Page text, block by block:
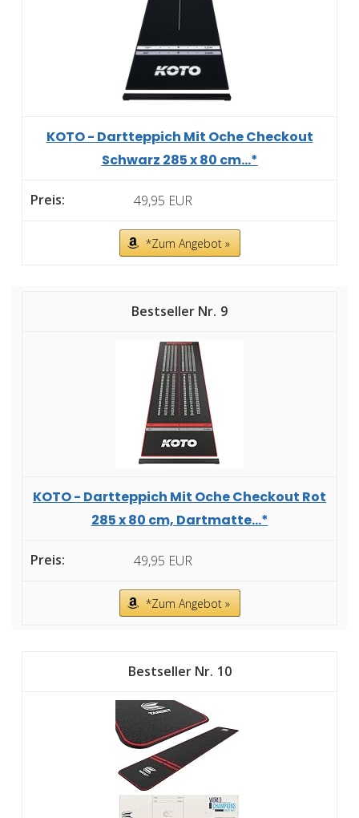
KOTO - Dartteppich Mit Oche Checkout
Schwarz 285 x 80 cm...*
49,95 EUR
*Zum Angebot »
9
KOTO - Dartteppich Mit Oche Checkout Rot
285 x 80 cm, Dartmatte...*
49,95 EUR
*Zum Angebot »
10